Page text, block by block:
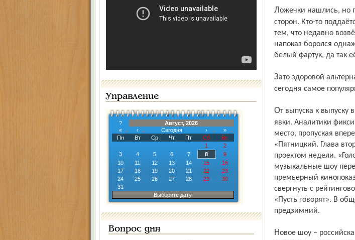
Управление
?
Август, 2026
«
‹ Сегодня ›
»
Пн
Вт Ср Чт Пт Сб
Вс
1
2
3
4 5 6 7 8
9
10
11 12 13 14 15
16
17
18 19 20 21 22
23
24
25 26 27 28 29
30
31
Выберите дату
Вопрос дня
Ложечки нашлись, но послевкусие осталось. Журналистами пытаются рулить со всех
сторон. Кто-то
тем, что недавно
напоказ боролся
белый фартук, да так
Зато здоровой альтернативой этому всегдашнему российскому аперитиву стало на
сегодня самое
От выпуска к выпуску в пятничный прайм-тайм «Голос» бьёт рекорды зрительской
явки. Аналитики
место, пропуская
«Пятницкий. Глава
проектом недели.
музыкальные шоу
премьерный
свергнуть с
«Пусть говорят». В
предзимний.
Новое шоу – российская версия самого популярного международного музыкального